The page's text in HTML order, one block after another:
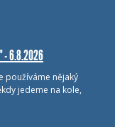
- 6.8.2026
používáme nějaký
jedeme na kole,